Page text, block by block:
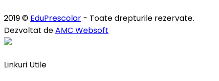
2019 © EduPrescolar - Toate drepturile rezervate.
Dezvoltat deAMC Websoft
Linkuri Utile